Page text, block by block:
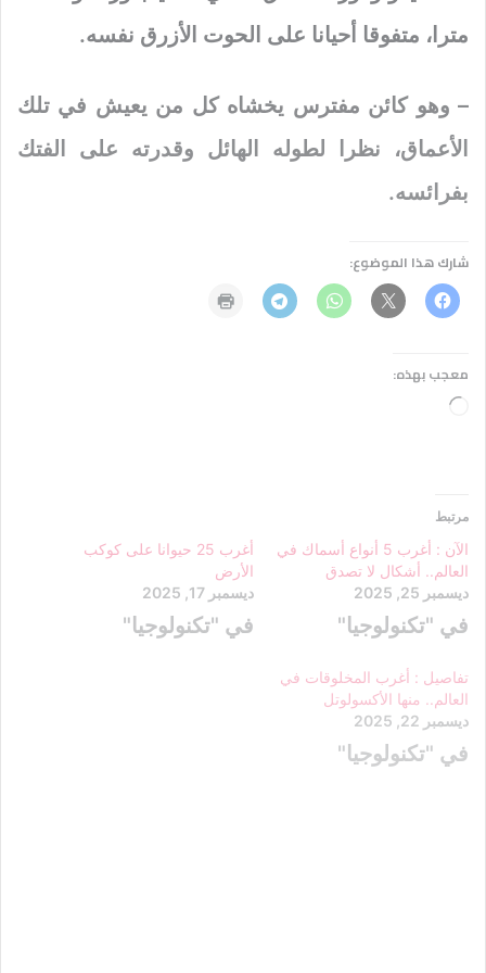
مترا، متفوقا أحيانا على الحوت الأزرق نفسه.
– وهو كائن مفترس يخشاه كل من يعيش في تلك
الأعماق، نظرا لطوله الهائل وقدرته على الفتك
بفرائسه.
شارك هذا الموضوع:
معجب بهذه:
جاري
مرتبط
الآن : أغرب 5 أنواع أسماك في
العالم.. أشكال لا تصدق
ديسمبر 25, 2025
في "تكنولوجيا"
أغرب 25 حيوانا على كوكب
الأرض
ديسمبر 17, 2025
في "تكنولوجيا"
تفاصيل : أغرب المخلوقات في
العالم.. منها الأكسولوتل
ديسمبر 22, 2025
في "تكنولوجيا"